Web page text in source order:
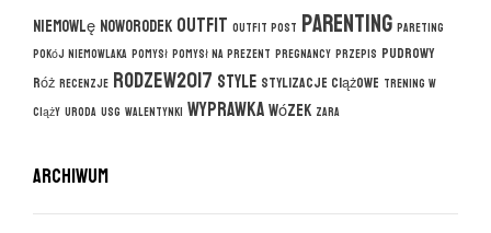
niemowlęnoworodekoutfit outfit post parenting pareting
pokój niemowlaka pomysł pomysł na prezent pregnancy przepis pudrowy
róż recenzje rodzew2017 style stylizacje ciążowe trening w
ciąży uroda usg walentynki wyprawkawózek zara
ARCHIWUM